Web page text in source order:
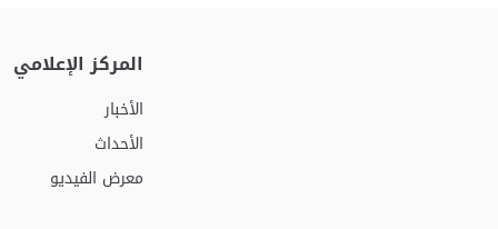
المركز الإعلامي
الأخبار
الأحداث
معرض الفيديو